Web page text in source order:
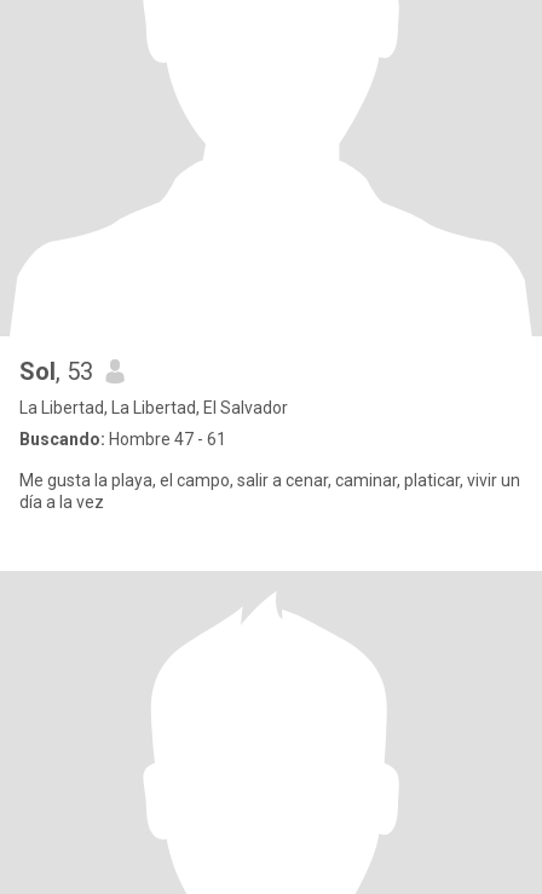
Sol, 53
La Libertad, La Libertad, El Salvador
Buscando: Hombre 47 - 61
Me gusta la playa, el campo, salir a cenar, caminar, platicar, vivir un
día a la vez